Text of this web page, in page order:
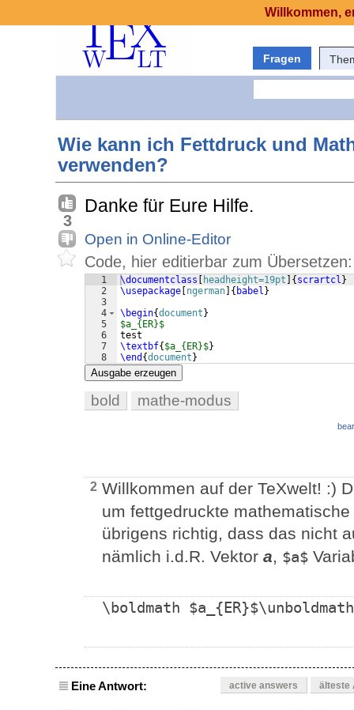
Fragen
Wie kann ich Fettdruck und
verwenden?
3
Danke für Eure Hilfe.
Open in Online-Editor
Code, hier editierbar zum Übersetzen:
1
2
3
4
5
6
7
8
\documentclass headheight=19pt { scrartcl }
\usepackage ngerman { babel }
\begin{document }
$a_{ER}$
test
\textbf{ $a_{ER}$}
\end {document }
Ausgabe erzeugen
bold mathe-modus
2 Willkommen auf der TeXwelt! :)
um fettgedruckte
übrigens richtig, dass das nicht
nämlich i.d.R. Vektor a, $a$
\boldmath $a_{ER}$\unboldmath
Eine Antwort: active answers älteste
Willkommen,